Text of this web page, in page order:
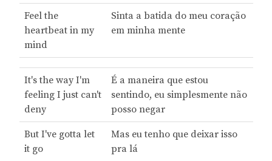
Feel the
heartbeat in my
mind
Sinta a batida do meu coração
em minha mente
It's the way I'm
feeling I just can't
deny
É a maneira que estou
sentindo, eu simplesmente não
posso negar
But I've gotta let
it go
Mas eu tenho que deixar isso
pra lá